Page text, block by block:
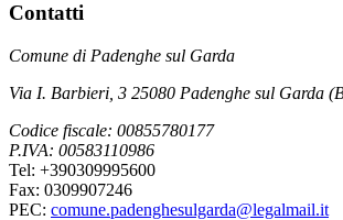
Contatti
Comune di Padenghe sul Garda
Via I. Barbieri, 3 25080 Padenghe sul Garda
Codice fiscale: 00855780177
P.IVA: 00583110986
Tel: +390309995600
Fax: 0309907246
PEC: comune.padenghesulgarda@legalmail.it